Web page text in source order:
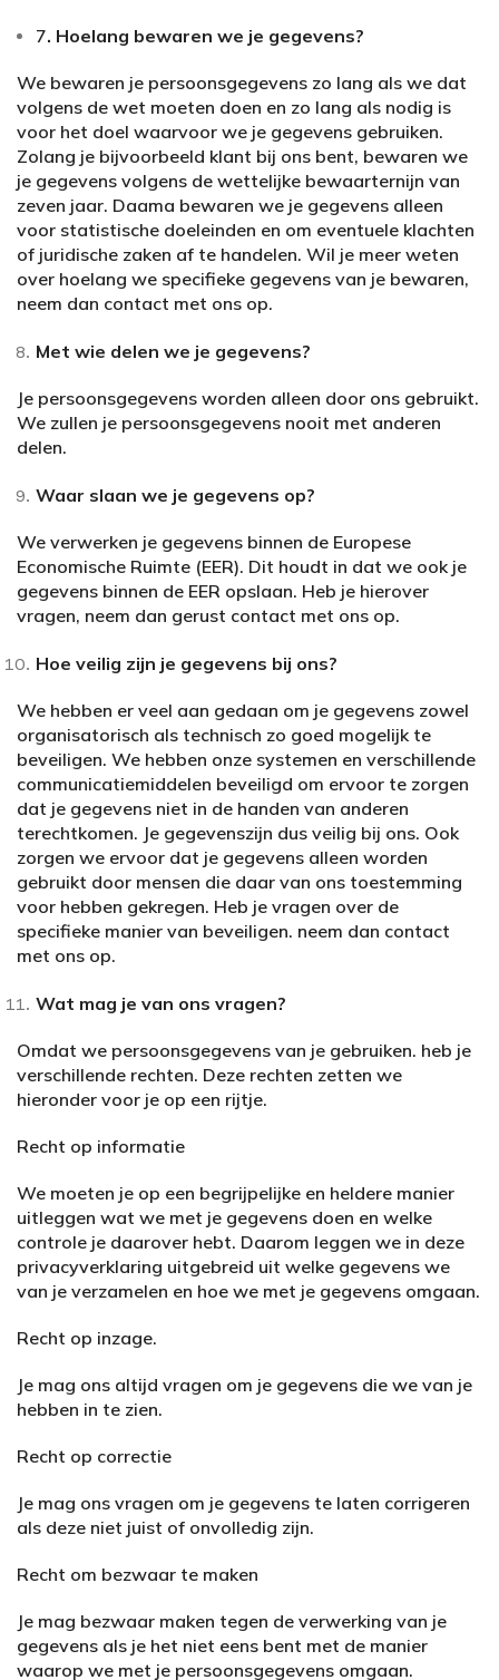
7. Hoelang bewaren we je gegevens?
We bewaren je persoonsgegevens zo lang als we dat
volgens de wet moeten doen en zo lang als nodig is
voor het doel waarvoor we je gegevens gebruiken.
Zolang je bijvoorbeeld klant bij ons bent, bewaren we
je gegevens volgens de wettelijke bewaarternijn van
zeven jaar. Daama bewaren we je gegevens alleen
voor statistische doeleinden en om eventuele klachten
of juridische zaken af te handelen. Wil je meer weten
over hoelang we specifieke gegevens van je bewaren,
neem dan contact met ons op.
Met wie delen we je gegevens?
Je persoonsgegevens worden alleen door ons gebruikt.
We zullen je persoonsgegevens nooit met anderen
delen.
Waar slaan we je gegevens op?
We verwerken je gegevens binnen de Europese
Economische Ruimte (EER). Dit houdt in dat we ook je
gegevens binnen de EER opslaan. Heb je hierover
vragen, neem dan gerust contact met ons op.
Hoe veilig zijn je gegevens bij ons?
We hebben er veel aan gedaan om je gegevens zowel
organisatorisch als technisch zo goed mogelijk te
beveiligen. We hebben onze systemen en verschillende
communicatiemiddelen beveiligd om ervoor te zorgen
dat je gegevens niet in de handen van anderen
terechtkomen. Je gegevenszijn dus veilig bij ons. Ook
zorgen we ervoor dat je gegevens alleen worden
gebruikt door mensen die daar van ons toestemming
voor hebben gekregen. Heb je vragen over de
specifieke manier van beveiligen. neem dan contact
met ons op.
Wat mag je van ons vragen?
Omdat we persoonsgegevens van je gebruiken. heb je
verschillende rechten. Deze rechten zetten we
hieronder voor je op een rijtje.
Recht op informatie
We moeten je op een begrijpelijke en heldere manier
uitleggen wat we met je gegevens doen en welke
controle je daarover hebt. Daarom leggen we in deze
privacyverklaring uitgebreid uit welke gegevens we
van je verzamelen en hoe we met je gegevens omgaan.
Recht op inzage.
Je mag ons altijd vragen om je gegevens die we van je
hebben in te zien.
Recht op correctie
Je mag ons vragen om je gegevens te laten corrigeren
als deze niet juist of onvolledig zijn.
Recht om bezwaar te maken
Je mag bezwaar maken tegen de verwerking van je
gegevens als je het niet eens bent met de manier
waarop we met je persoonsgegevens omgaan.